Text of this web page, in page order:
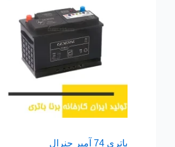
باتری 74 آمپر جنرال